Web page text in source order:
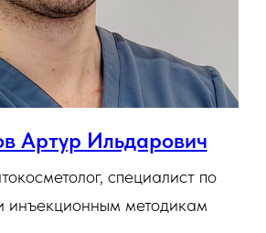
Артур Ильдарович
специалист по
инъекционным методикам